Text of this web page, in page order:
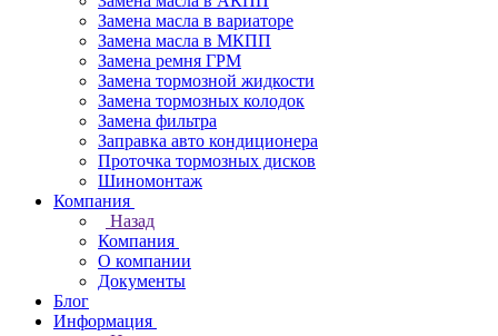
Замена масла в вариаторе
Замена масла в МКПП
Замена ремня ГРМ
Замена тормозной жидкости
Замена тормозных колодок
Замена фильтра
Заправка авто кондиционера
Проточка тормозных дисков
Шиномонтаж
Компания
Назад
Компания
О компании
Документы
Блог
Информация